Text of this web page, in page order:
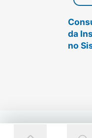
da
no